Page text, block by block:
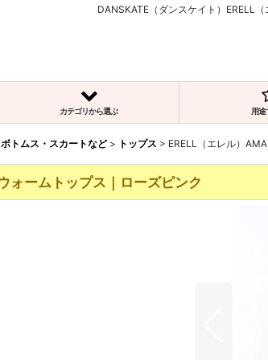
DANSKATE（ダンスケイト）ERELL
カテゴリから選ぶ 用途
トムス・スカートなど > トップス > ERELL（エレル）
ォームトップス｜ローズピンク